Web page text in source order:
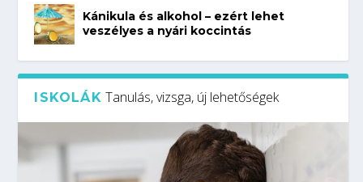
Kánikula és alkohol – ezért lehet
veszélyes a nyári koccintás
ISKOLÁK Tanulás, vizsga, új lehetőségek